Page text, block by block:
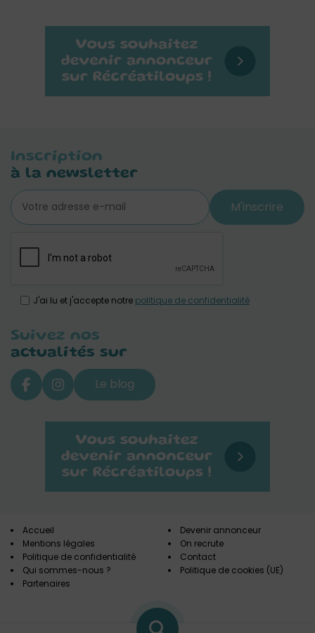
Inscription
à la newsletter
M'inscrire
J'ai lu et j'accepte notre politique de confidentialité
Suivez nos
actualités sur
Le blog
Accueil
Mentions légales
Politique de confidentialité
Qui sommes-nous ?
Partenaires
Devenir annonceur
On recrute
Contact
Politique de cookies (UE)